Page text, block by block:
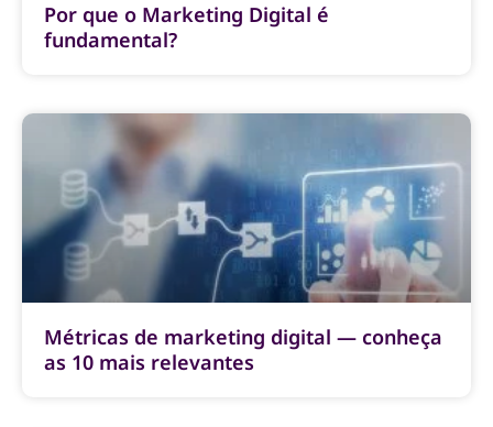
Por que o Marketing Digital é
fundamental?
Métricas de marketing digital — conheça
as 10 mais relevantes